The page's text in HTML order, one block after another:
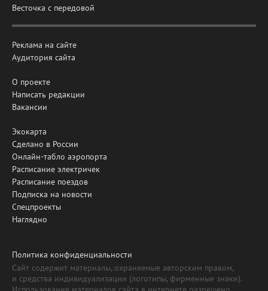
Весточка с передовой
Реклама на сайте
Аудитория сайта
О проекте
Написать редакции
Вакансии
Экокарта
Сделано в России
Онлайн-табло аэропорта
Расписание электричек
Расписание поездов
Подписка на новости
Спецпроекты
Наглядно
Политика конфиденциальности
Сайт содержит материалы, охраняемые авторским правом,
и средства индивидуализации (логотипы, фирменные знаки).